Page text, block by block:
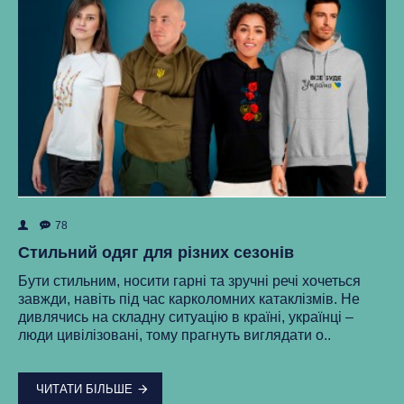
78
Стильний одяг для різних сезонів
Бути стильним, носити гарні та зручні речі хочеться
завжди, навіть під час карколомних катаклізмів. Не
дивлячись на складну ситуацію в країні, українці –
люди цивілізовані, тому прагнуть виглядати о..
ЧИТАТИ БІЛЬШЕ